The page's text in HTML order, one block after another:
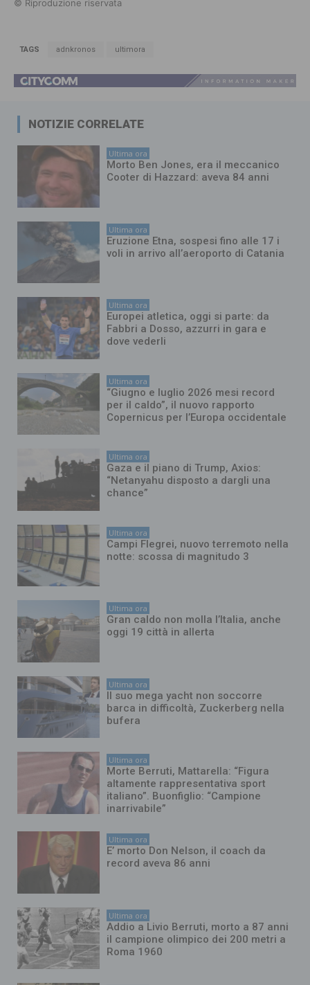
© Riproduzione riservata
TAGS adnkronos ultimora
NOTIZIE CORRELATE
Ultima ora
Morto Ben Jones, era il meccanico
Cooter di Hazzard: aveva 84 anni
Ultima ora
Eruzione Etna, sospesi fino alle 17 i
voli in arrivo all’aeroporto di Catania
Ultima ora
Europei atletica, oggi si parte: da
Fabbri a Dosso, azzurri in gara e
dove vederli
Ultima ora
“Giugno e luglio 2026 mesi record
per il caldo”, il nuovo rapporto
Copernicus per l’Europa occidentale
Ultima ora
Gaza e il piano di Trump, Axios:
“Netanyahu disposto a dargli una
chance”
Ultima ora
Campi Flegrei, nuovo terremoto nella
notte: scossa di magnitudo 3
Ultima ora
Gran caldo non molla l’Italia, anche
oggi 19 città in allerta
Ultima ora
Il suo mega yacht non soccorre
barca in difficoltà, Zuckerberg nella
bufera
Ultima ora
Morte Berruti, Mattarella: “Figura
altamente rappresentativa sport
italiano”. Buonfiglio: “Campione
inarrivabile”
Ultima ora
E’ morto Don Nelson, il coach da
record aveva 86 anni
Ultima ora
Addio a Livio Berruti, morto a 87 anni
il campione olimpico dei 200 metri a
Roma 1960